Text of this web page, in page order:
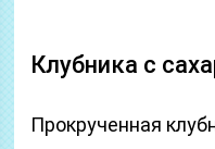
Клубника с
Прокрученная